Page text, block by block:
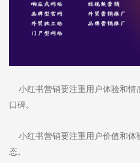
小红书营销要注重用户体验和情
口碑。
小红书营销要注重用户价值和体
态。